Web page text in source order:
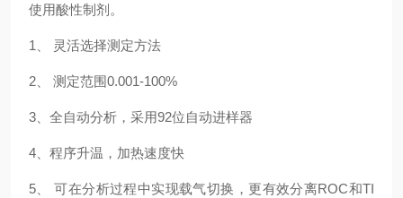
使用酸性制剂。
1、 灵活选择测定方法
2、 测定范围0.001-100%
3、全自动分析，采用92位自动进样器
4、程序升温，加热速度快
5、 可在分析过程中实现载气切换，更有效分离ROC和TI